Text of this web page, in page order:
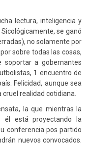
lectura, inteligencia y
se ganó
no solamente por
sobre todas las cosas,
soportar a gobernantes
1 encuentro de
Felicidad, aunque sea
realidad cotidiana.
la que mientras la
él está proyectando la
conferencia pos partido
nuevos convocados.